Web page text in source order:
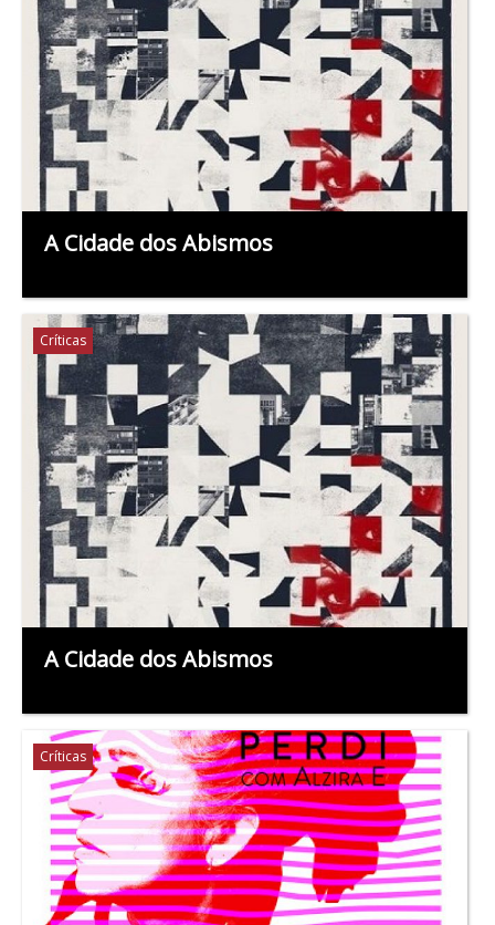
A Cidade dos Abismos
Críticas
A Cidade dos Abismos
Críticas